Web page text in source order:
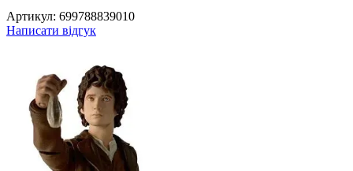
Артикул: 699788839010
Написати відгук